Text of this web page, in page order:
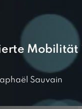
Mobilität
Sauvain